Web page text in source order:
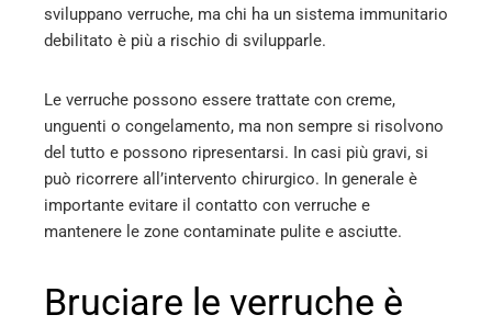
sviluppano verruche, ma chi ha un sistema immunitario
debilitato è più a rischio di svilupparle.
Le verruche possono essere trattate con creme,
unguenti o congelamento, ma non sempre si risolvono
del tutto e possono ripresentarsi. In casi più gravi, si
può ricorrere all’intervento chirurgico. In generale è
importante evitare il contatto con verruche e
mantenere le zone contaminate pulite e asciutte.
Bruciare le verruche è